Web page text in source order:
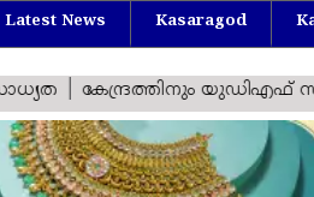
Latest News Kasaragod